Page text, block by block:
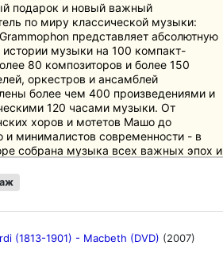
подарок и новый важный
по миру классической музыки:
представляет абсолютную
музыки на 100 компакт-
80 композиторов и более 150
оркестров и ансамблей
более чем 400 произведениями и
120 часами музыки. От
хоров и мотетов Машо до
и минималистов современности - в
собрана музыка всех важных эпох и
Особое внимание уделено
репертуару с великими классиками и
информации служит 250-страничный
(1813-1901) - Macbeth (DVD) (2007)